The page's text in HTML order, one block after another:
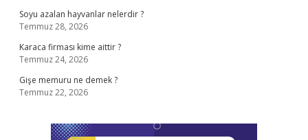
Soyu azalan hayvanlar nelerdir ?
Temmuz 28, 2026
Karaca firması kime aittir ?
Temmuz 24, 2026
Gişe memuru ne demek ?
Temmuz 22, 2026